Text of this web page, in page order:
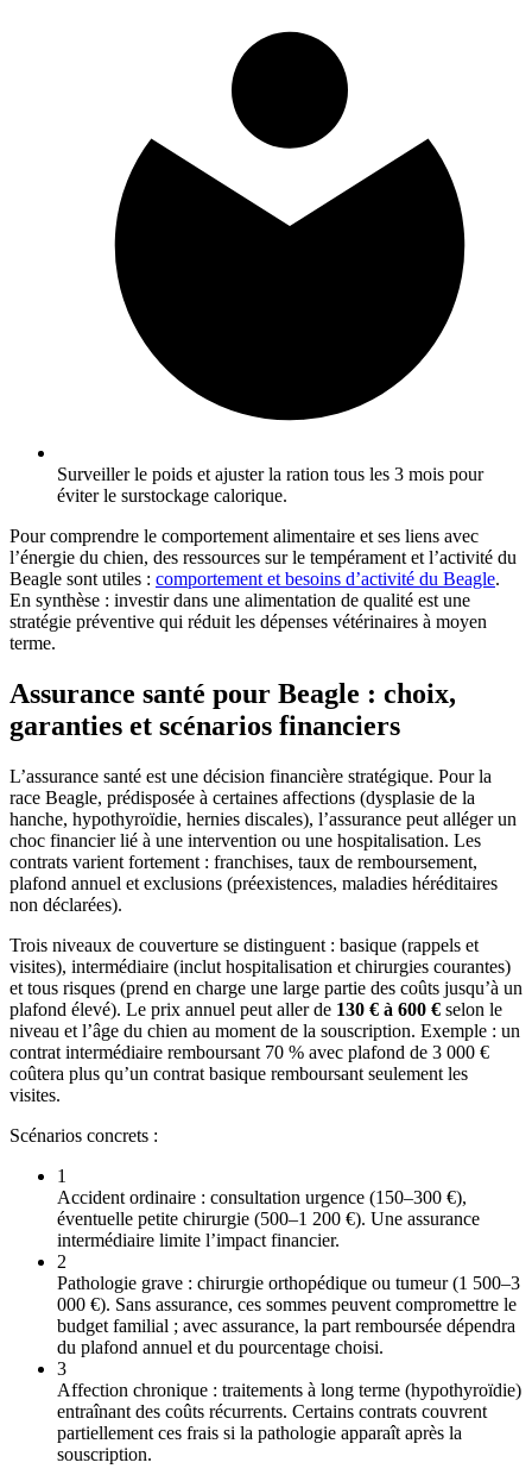
Surveiller le poids et ajuster la ration tous les 3 mois pour
éviter le surstockage calorique.
Pour comprendre le comportement alimentaire et ses liens avec
l’énergie du chien, des ressources sur le tempérament et l’activité du
Beagle sont utiles : comportement et besoins d’activité du Beagle.
En synthèse : investir dans une alimentation de qualité est une
stratégie préventive qui réduit les dépenses vétérinaires à moyen
terme.
Assurance santé pour Beagle : choix,
garanties et scénarios financiers
L’assurance santé est une décision financière stratégique. Pour la
race Beagle, prédisposée à certaines affections (dysplasie de la
hanche, hypothyroïdie, hernies discales), l’assurance peut alléger un
choc financier lié à une intervention ou une hospitalisation. Les
contrats varient fortement : franchises, taux de remboursement,
plafond annuel et exclusions (préexistences, maladies héréditaires
non déclarées).
Trois niveaux de couverture se distinguent : basique (rappels et
visites), intermédiaire (inclut hospitalisation et chirurgies courantes)
et tous risques (prend en charge une large partie des coûts jusqu’à un
plafond élevé). Le prix annuel peut aller de 130 € à 600 € selon le
niveau et l’âge du chien au moment de la souscription. Exemple : un
contrat intermédiaire remboursant 70 % avec plafond de 3 000 €
coûtera plus qu’un contrat basique remboursant seulement les
visites.
Scénarios concrets :
1
Accident ordinaire : consultation urgence (150–300 €),
éventuelle petite chirurgie (500–1 200 €). Une assurance
intermédiaire limite l’impact financier.
2
Pathologie grave : chirurgie orthopédique ou tumeur (1 500–3
000 €). Sans assurance, ces sommes peuvent compromettre le
budget familial ; avec assurance, la part remboursée dépendra
du plafond annuel et du pourcentage choisi.
3
Affection chronique : traitements à long terme (hypothyroïdie)
entraînant des coûts récurrents. Certains contrats couvrent
partiellement ces frais si la pathologie apparaît après la
souscription.